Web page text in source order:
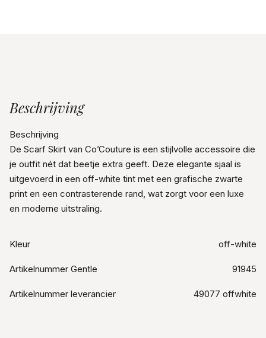
Beschrijving
Beschrijving
De Scarf Skirt van Co’Couture is een stijlvolle accessoire die
je outfit nét dat beetje extra geeft. Deze elegante sjaal is
uitgevoerd in een off-white tint met een grafische zwarte
print en een contrasterende rand, wat zorgt voor een luxe
en moderne uitstraling.
Kleur off-white
Artikelnummer Gentle 91945
Artikelnummer leverancier 49077 offwhite